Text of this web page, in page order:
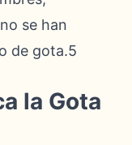
se han
de gota.5
la Gota